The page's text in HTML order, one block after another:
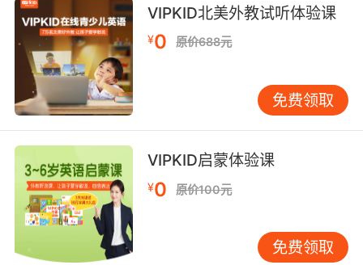
plague, it was never able to run for more than
a few months.
巴西有航空母艦 但即使在瘟疫之前 也從未能持續
運行幾個月
VIPKID北美外教试听体验课
¥0 原价688元
免费领取
VIPKID启蒙体验课
¥0 原价100元
免费领取